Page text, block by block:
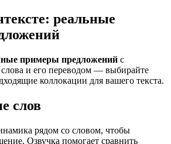
реальные
примеры предложений с
слова и его переводом — выбирайте
коллокации для вашего текста.
слов
рядом со словом, чтобы
Озвучка помогает сравнить